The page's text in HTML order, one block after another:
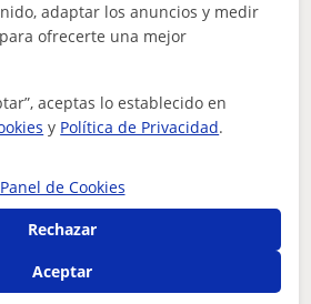
€ /h 1ª clase gratis
yoga Síntesis de Barcelona.
eneagrama y clown.
adaptar los anuncios y medir
ofrecerte una mejor
aceptas lo establecido en
y Política de Privacidad.
Panel de Cookies
Rechazar
Aceptar